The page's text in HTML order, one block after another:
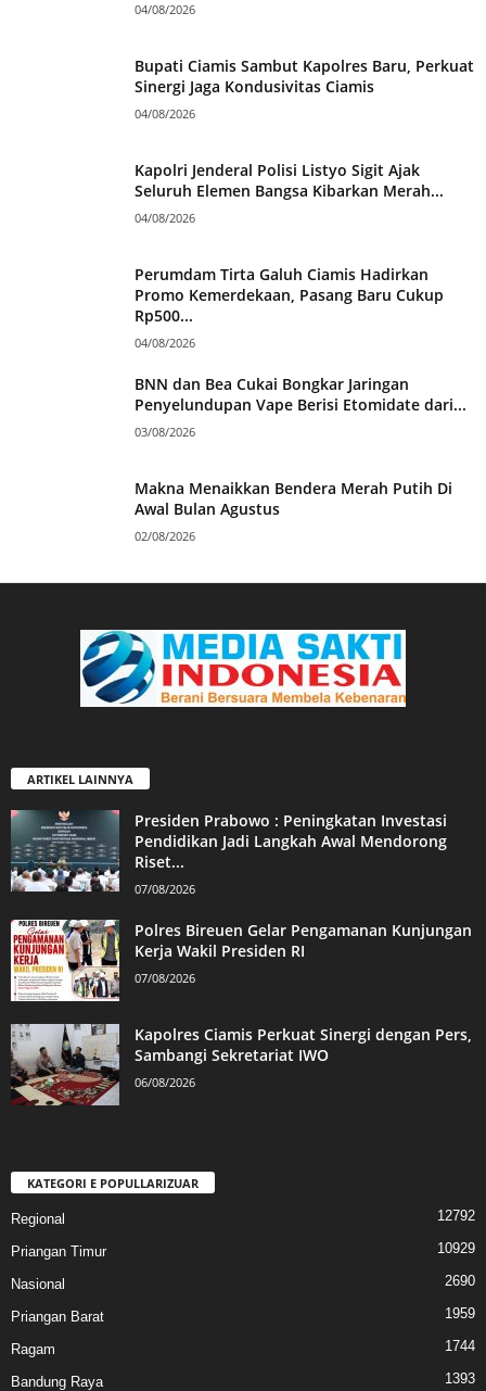
04/08/2026
Bupati Ciamis Sambut Kapolres Baru, Perkuat
Sinergi Jaga Kondusivitas Ciamis
04/08/2026
Kapolri Jenderal Polisi Listyo Sigit Ajak
Seluruh Elemen Bangsa Kibarkan Merah...
04/08/2026
Perumdam Tirta Galuh Ciamis Hadirkan
Promo Kemerdekaan, Pasang Baru Cukup
Rp500...
04/08/2026
BNN dan Bea Cukai Bongkar Jaringan
Penyelundupan Vape Berisi Etomidate dari...
03/08/2026
Makna Menaikkan Bendera Merah Putih Di
Awal Bulan Agustus
02/08/2026
ARTIKEL LAINNYA
Presiden Prabowo : Peningkatan Investasi
Pendidikan Jadi Langkah Awal Mendorong
Riset...
07/08/2026
Polres Bireuen Gelar Pengamanan Kunjungan
Kerja Wakil Presiden RI
07/08/2026
Kapolres Ciamis Perkuat Sinergi dengan Pers,
Sambangi Sekretariat IWO
06/08/2026
KATEGORI E POPULLARIZUAR
Regional 12792
Priangan Timur 10929
Nasional 2690
Priangan Barat 1959
Ragam 1744
Bandung Raya 1393